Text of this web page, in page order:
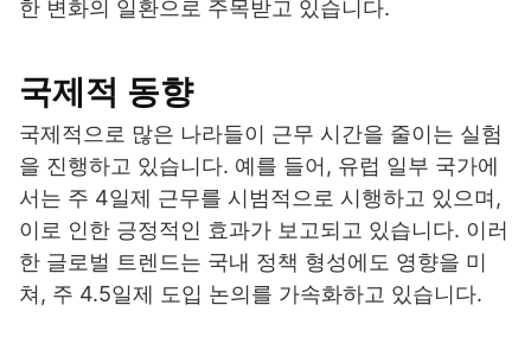
한 변화의 일환으로 주목받고 있습니다.
국제적 동향
국제적으로 많은 나라들이 근무 시간을 줄이는 실험
을 진행하고 있습니다. 예를 들어, 유럽 일부 국가에
서는 주 4일제 근무를 시범적으로 시행하고 있으며,
이로 인한 긍정적인 효과가 보고되고 있습니다. 이러
한 글로벌 트렌드는 국내 정책 형성에도 영향을 미
쳐, 주 4.5일제 도입 논의를 가속화하고 있습니다.